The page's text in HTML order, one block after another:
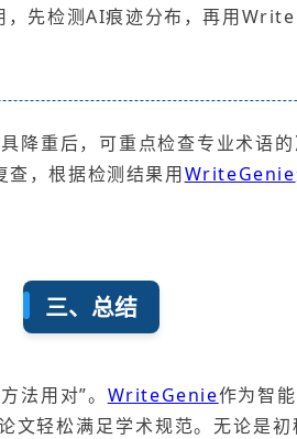
先检测AI痕迹分布，再用
降重后，可重点检查专业术语
，根据检测结果用WriteGenie
三、总结
法用对”。 WriteGenie作为智
轻松满足学术规范。无论是